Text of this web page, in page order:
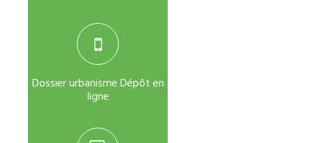
Dossier urbanisme Dépôt en
ligne